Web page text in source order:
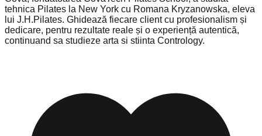
tehnica Pilates la New York cu Romana Kryzanowska, eleva
lui J.H.Pilates. Ghidează fiecare client cu profesionalism și
dedicare, pentru rezultate reale și o experiență autentică,
continuand sa studieze arta si stiinta Contrology.